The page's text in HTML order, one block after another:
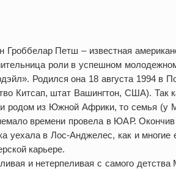
Гроббелар Петш – известная
роли в успешном
Родился она 18 августа 1994 в
Китсап, штат Вашингтон, США). Так
родом из Южной Африки, то семья (у
времени провела в ЮАР.
уехала в Лос-Анджелес, как и многие
карьере.
и нетерпеливая с самого